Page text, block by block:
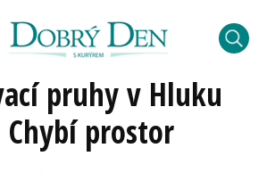
pruhy v Hluku
prostor